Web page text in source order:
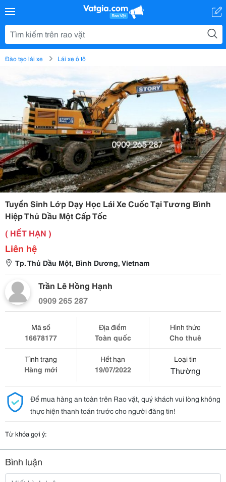
Đào tạo lái xe Lái xe ô tô
Tuyển Sinh Lớp Dạy Học Lái Xe Cuốc Tại Tương Bình
Hiệp Thủ Dầu Một Cấp Tốc
( HẾT HẠN )
Liên hệ
Tp. Thủ Dầu Một, Bình Dương, Vietnam
Trần Lê Hồng Hạnh
0909 265 287
Mã số
16678177
Địa điểm
Toàn quốc
Hình thức
Cho thuê
Tình trạng
Hàng mới
Hết hạn
19/07/2022
Loại tin
Thường
Để mua hàng an toàn trên Rao vặt, quý khách vui lòng không
thực hiện thanh toán trước cho người đăng tin!
Từ khóa gợi ý:
Bình luận